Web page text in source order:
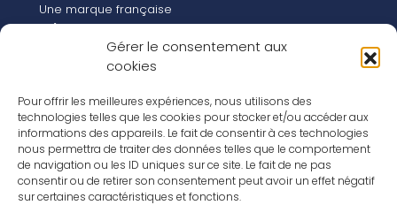
Gérer le consentement aux
cookies
Pour offrir les meilleures expériences, nous utilisons des
technologies telles que les cookies pour stocker et/ou accéder aux
informations des appareils. Le fait de consentir à ces technologies
nous permettra de traiter des données telles que le comportement
de navigation ou les ID uniques sur ce site. Le fait de ne pas
consentir ou de retirer son consentement peut avoir un effet négatif
sur certaines caractéristiques et fonctions.
Une marque française
Qui sommes-nous
Notre histoire
Les chiffres clés
FR
EN
Nos revêtements
Nos Stratifiés
Nos accessoires
Nos parquets